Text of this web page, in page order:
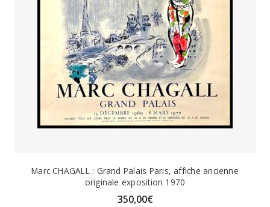
Marc CHAGALL : Grand Palais Paris, affiche ancienne
originale exposition 1970
350,00€